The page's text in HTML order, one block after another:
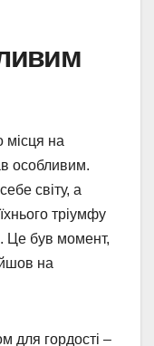
місця на
особливим.
світу, а
тріумфу
Це був момент,
на
для гордості –